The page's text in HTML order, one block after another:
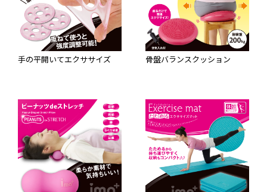
手の平開いてエクササイズ 骨盤バランスクッション